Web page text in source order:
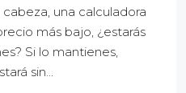
una calculadora
más bajo, ¿estarás
Si lo mantienes,
sin...